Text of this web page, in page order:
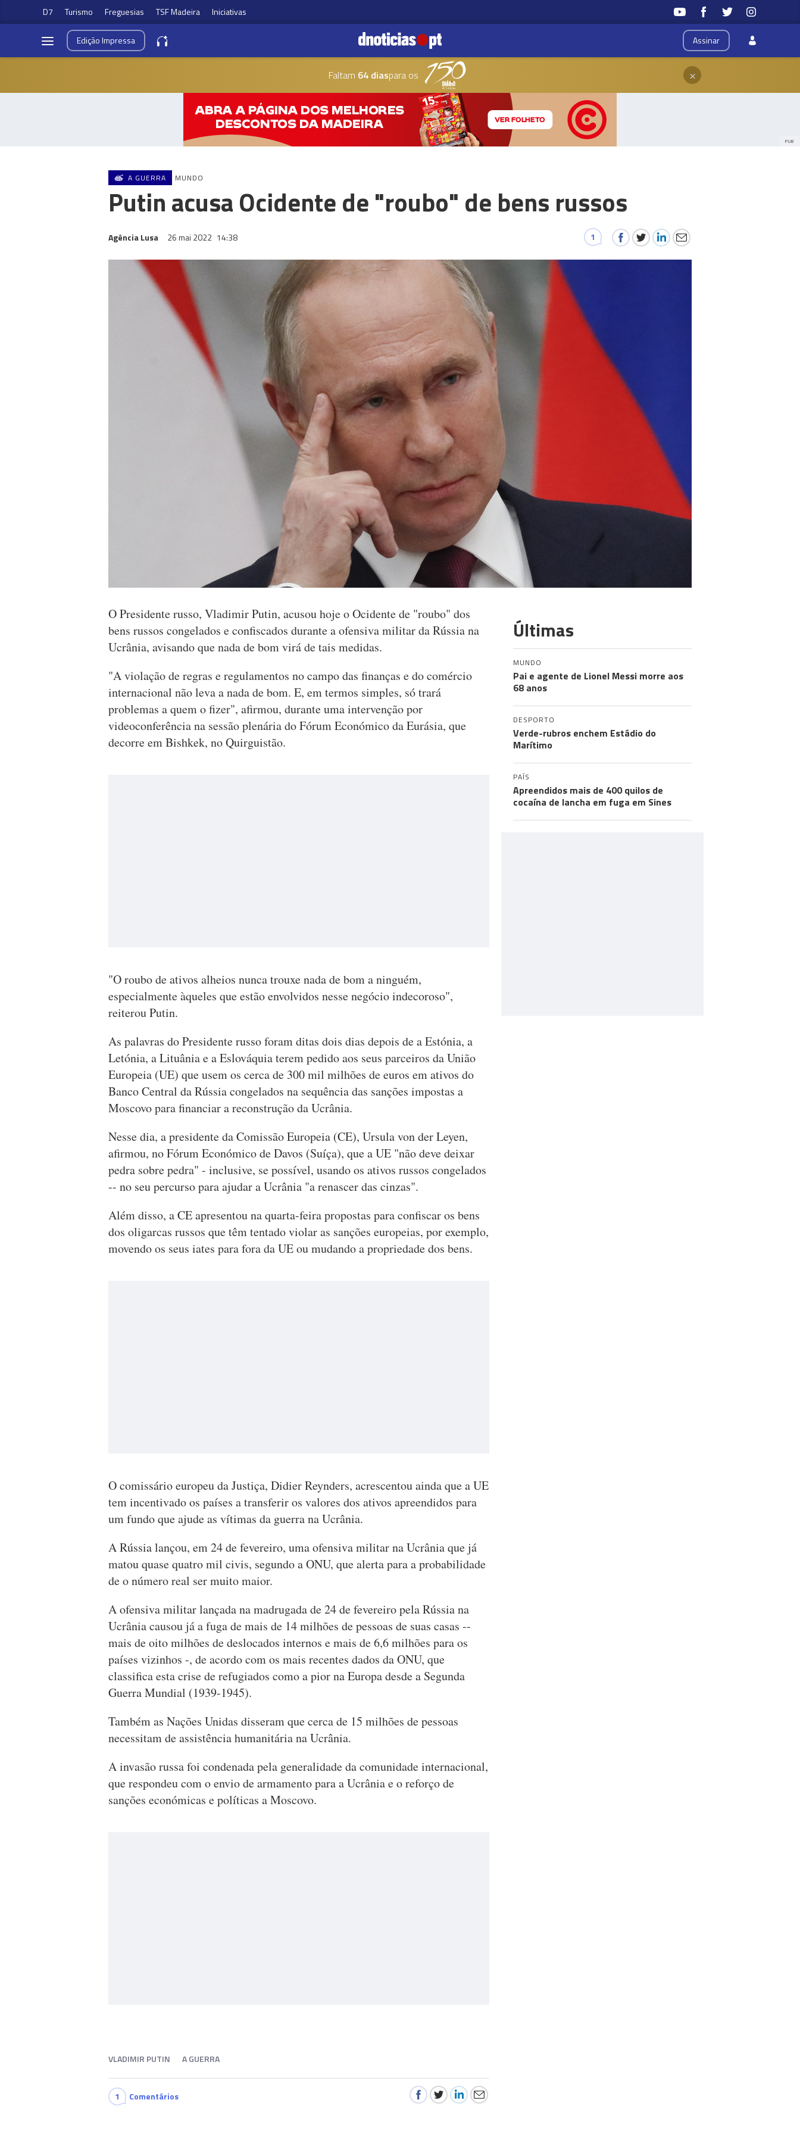
D7 Turismo Freguesias TSF Madeira Iniciativas
Assinar
EdiçãoImpressa
Faltam 64 diaspara os ×
PUB
A GUERRA MUNDO
Putin acusa Ocidente de "roubo" de bens russos
Agência Lusa 26 mai 2022 14:38 1
O Presidente russo, Vladimir Putin, acusou hoje o Ocidente de "roubo" dos
bens russos congelados e confiscados durante a ofensiva militar da Rússia na
Ucrânia, avisando que nada de bom virá de tais medidas.
"A violação de regras e regulamentos no campo das finanças e do comércio
internacional não leva a nada de bom. E, em termos simples, só trará
problemas a quem o fizer", afirmou, durante uma intervenção por
videoconferência na sessão plenária do Fórum Económico da Eurásia, que
decorre em Bishkek, no Quirguistão.
"O roubo de ativos alheios nunca trouxe nada de bom a ninguém,
especialmente àqueles que estão envolvidos nesse negócio indecoroso",
reiterou Putin.
As palavras do Presidente russo foram ditas dois dias depois de a Estónia, a
Letónia, a Lituânia e a Eslováquia terem pedido aos seus parceiros da União
Europeia (UE) que usem os cerca de 300 mil milhões de euros em ativos do
Banco Central da Rússia congelados na sequência das sanções impostas a
Moscovo para financiar a reconstrução da Ucrânia.
Nesse dia, a presidente da Comissão Europeia (CE), Ursula von der Leyen,
afirmou, no Fórum Económico de Davos (Suíça), que a UE "não deve deixar
pedra sobre pedra" - inclusive, se possível, usando os ativos russos congelados
-- no seu percurso para ajudar a Ucrânia "a renascer das cinzas".
Além disso, a CE apresentou na quarta-feira propostas para confiscar os bens
dos oligarcas russos que têm tentado violar as sanções europeias, por exemplo,
movendo os seus iates para fora da UE ou mudando a propriedade dos bens.
O comissário europeu da Justiça, Didier Reynders, acrescentou ainda que a UE
tem incentivado os países a transferir os valores dos ativos apreendidos para
um fundo que ajude as vítimas da guerra na Ucrânia.
A Rússia lançou, em 24 de fevereiro, uma ofensiva militar na Ucrânia que já
matou quase quatro mil civis, segundo a ONU, que alerta para a probabilidade
de o número real ser muito maior.
A ofensiva militar lançada na madrugada de 24 de fevereiro pela Rússia na
Ucrânia causou já a fuga de mais de 14 milhões de pessoas de suas casas --
mais de oito milhões de deslocados internos e mais de 6,6 milhões para os
países vizinhos -, de acordo com os mais recentes dados da ONU, que
classifica esta crise de refugiados como a pior na Europa desde a Segunda
Guerra Mundial (1939-1945).
Também as Nações Unidas disseram que cerca de 15 milhões de pessoas
necessitam de assistência humanitária na Ucrânia.
A invasão russa foi condenada pela generalidade da comunidade internacional,
que respondeu com o envio de armamento para a Ucrânia e o reforço de
sanções económicas e políticas a Moscovo.
VLADIMIR PUTIN A GUERRA
1 Comentários
Últimas
MUNDO
Pai e agente de Lionel Messi morre aos
68 anos
DESPORTO
Verde-rubros enchem Estádio do
Marítimo
PAÍS
Apreendidos mais de 400 quilos de
cocaína de lancha em fuga em Sines